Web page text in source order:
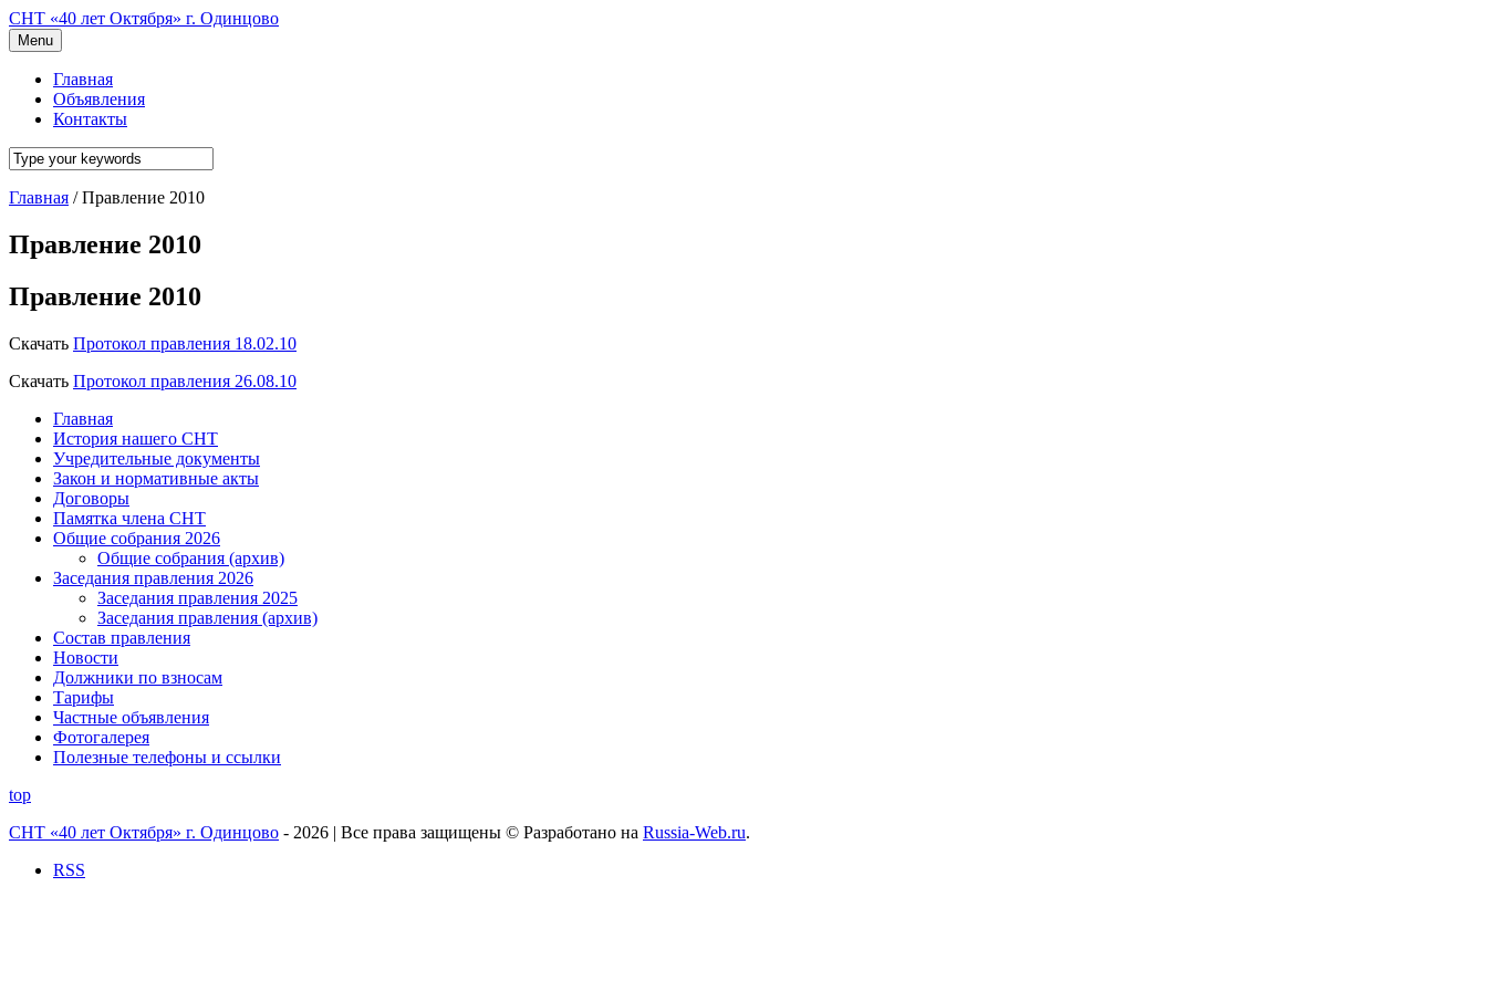
СНТ «40 лет Октября» г. Одинцово
Menu
Главная
Объявления
Контакты
Главная / Правление 2010
Правление 2010
Правление 2010
Скачать Протокол правления 18.02.10
Скачать Протокол правления 26.08.10
Главная
История нашего СНТ
Учредительные документы
Закон и нормативные акты
Договоры
Памятка члена СНТ
Общие собрания 2026
Общие собрания (архив)
Заседания правления 2026
Заседания правления 2025
Заседания правления (архив)
Состав правления
Новости
Должники по взносам
Тарифы
Частные объявления
Фотогалерея
Полезные телефоны и ссылки
top
СНТ «40 лет Октября» г. Одинцово - 2026 | Все права защищены © Разработано на Russia-Web.ru.
RSS